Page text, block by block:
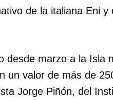
de la italiana Eni y
desde marzo a la Isla
un valor de más de
Jorge Piñón, del